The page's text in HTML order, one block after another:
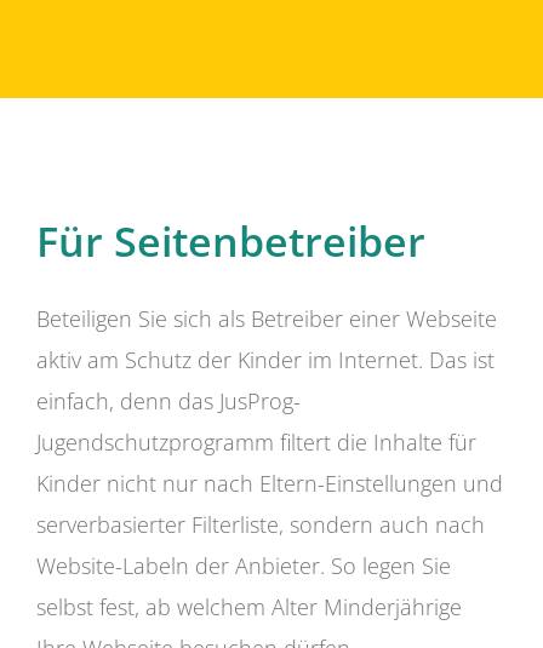
Für Seitenbetreiber
Beteiligen Sie sich als Betreiber einer Webseite
aktiv am Schutz der Kinder im Internet. Das ist
einfach, denn das JusProg-
Jugendschutzprogramm filtert die Inhalte für
Kinder nicht nur nach Eltern-Einstellungen und
serverbasierter Filterliste, sondern auch nach
Website-Labeln der Anbieter. So legen Sie
selbst fest, ab welchem Alter Minderjährige